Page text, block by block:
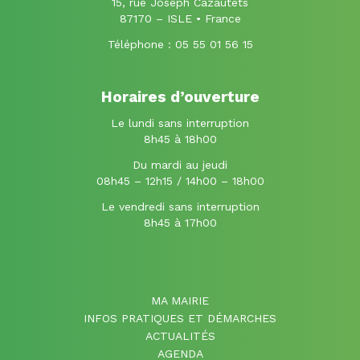
15, rue Joseph Cazautets
87170 – ISLE • France
Téléphone : 05 55 01 56 15
Horaires d’ouverture
Le lundi sans interruption
8h45 à 18h00
Du mardi au jeudi
08h45 – 12h15 / 14h00 – 18h00
Le vendredi sans interruption
8h45 à 17h00
MA MAIRIE
INFOS PRATIQUES ET DÉMARCHES
ACTUALITÉS
AGENDA